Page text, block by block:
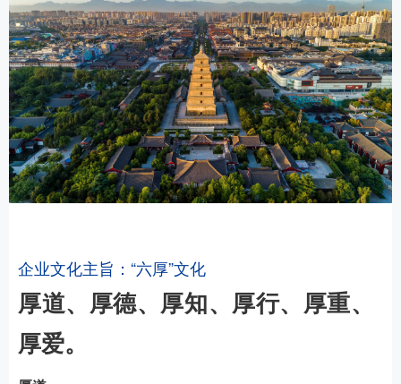
企业文化主旨：“六厚”文化
厚道、厚德、厚知、厚行、厚重、
厚爱。